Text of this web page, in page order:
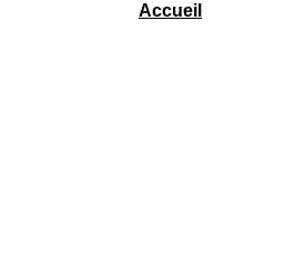
Accueil